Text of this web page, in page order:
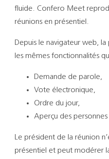
fluide. Confero Meet
réunions en présentiel.
Depuis le navigateur web,
les mêmes fonctionnalités
Demande de parole,
Vote électronique,
Ordre du jour,
Aperçu des personnes
Le président de la réunion
présentiel et peut modérer